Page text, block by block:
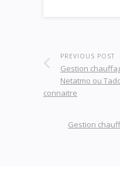
PREVIOUS POST
Gestion
Netatmo ou
connaitre
Gestion